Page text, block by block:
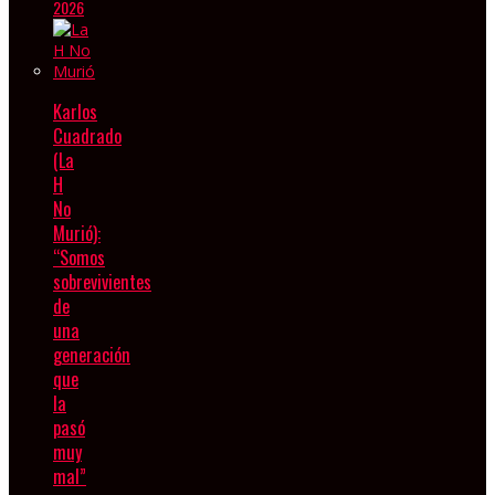
2026
Karlos
Cuadrado
(La
H
No
Murió):
“Somos
sobrevivientes
de
una
generación
que
la
pasó
muy
mal”